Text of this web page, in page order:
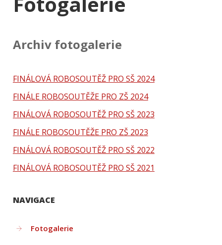
Archiv fotogalerie
FINÁLOVÁ ROBOSOUTĚŽ PRO SŠ 2024
FINÁLE ROBOSOUTĚŽE PRO ZŠ 2024
FINÁLOVÁ ROBOSOUTĚŽ PRO SŠ 2023
FINÁLE ROBOSOUTĚŽE PRO ZŠ 2023
FINÁLOVÁ ROBOSOUTĚŽ PRO SŠ 2022
FINÁLOVÁ ROBOSOUTĚŽ PRO SŠ 2021
NAVIGACE
Fotogalerie